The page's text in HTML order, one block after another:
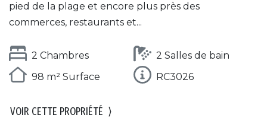
pied de la plage et encore plus près des
commerces, restaurants et...
2 Chambres
2 Salles de bain
98 m² Surface
RC3026
VOIR CETTE PROPRIÉTÉ ⟩